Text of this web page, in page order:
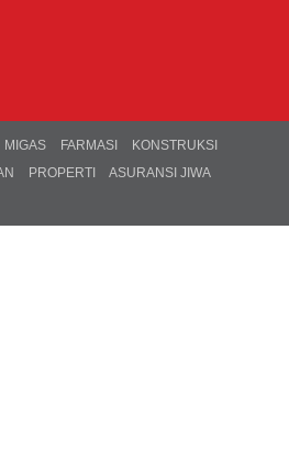
MIGAS FARMASI
KONSTRUKSI
PROPERTI
ASURANSI JIWA